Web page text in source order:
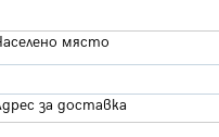
място
за доставка